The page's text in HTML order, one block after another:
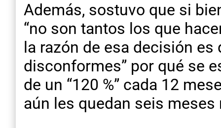
Además, sostuvo que si
“no son tantos los que
la razón de esa decisión es
disconformes” por qué se
de un “120 %” cada 12
aún les quedan seis